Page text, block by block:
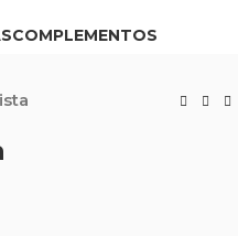
COMPLEMENTOS